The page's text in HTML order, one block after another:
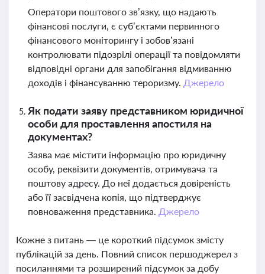
Оператори поштового зв’язку, що надають
фінансові послуги, є суб’єктами первинного
фінансового моніторингу і зобов’язані
контролювати підозрілі операції та повідомляти
відповідні органи для запобігання відмиванню
доходів і фінансуванню тероризму. Джерело
Як подати заяву представником юридичної
особи для проставлення апостиля на
документах?
Заява має містити інформацію про юридичну
особу, реквізити документів, отримувача та
поштову адресу. До неї додається довіреність
або її засвідчена копія, що підтверджує
повноваження представника. Джерело
Кожне з питань — це короткий підсумок змісту
публікацій за день. Повний список першоджерел з
посиланнями та розширений підсумок за добу